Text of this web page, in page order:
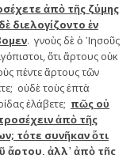
ἀπὸ τῆς ζύμης
διελογίζοντο ἐν
. γνοὺς δὲ ὁ ᾿Ιησοῦς
ὅτι ἄρτους οὐκ
πέντε ἄρτους τῶν
οὐδὲ τοὺς ἑπτὰ
ἐλάβετε; πῶς οὐ
ἀπὸ τῆς
τότε συνῆκαν ὅτι
ἄρτου, ἀλλ᾿ ἀπὸ τῆς